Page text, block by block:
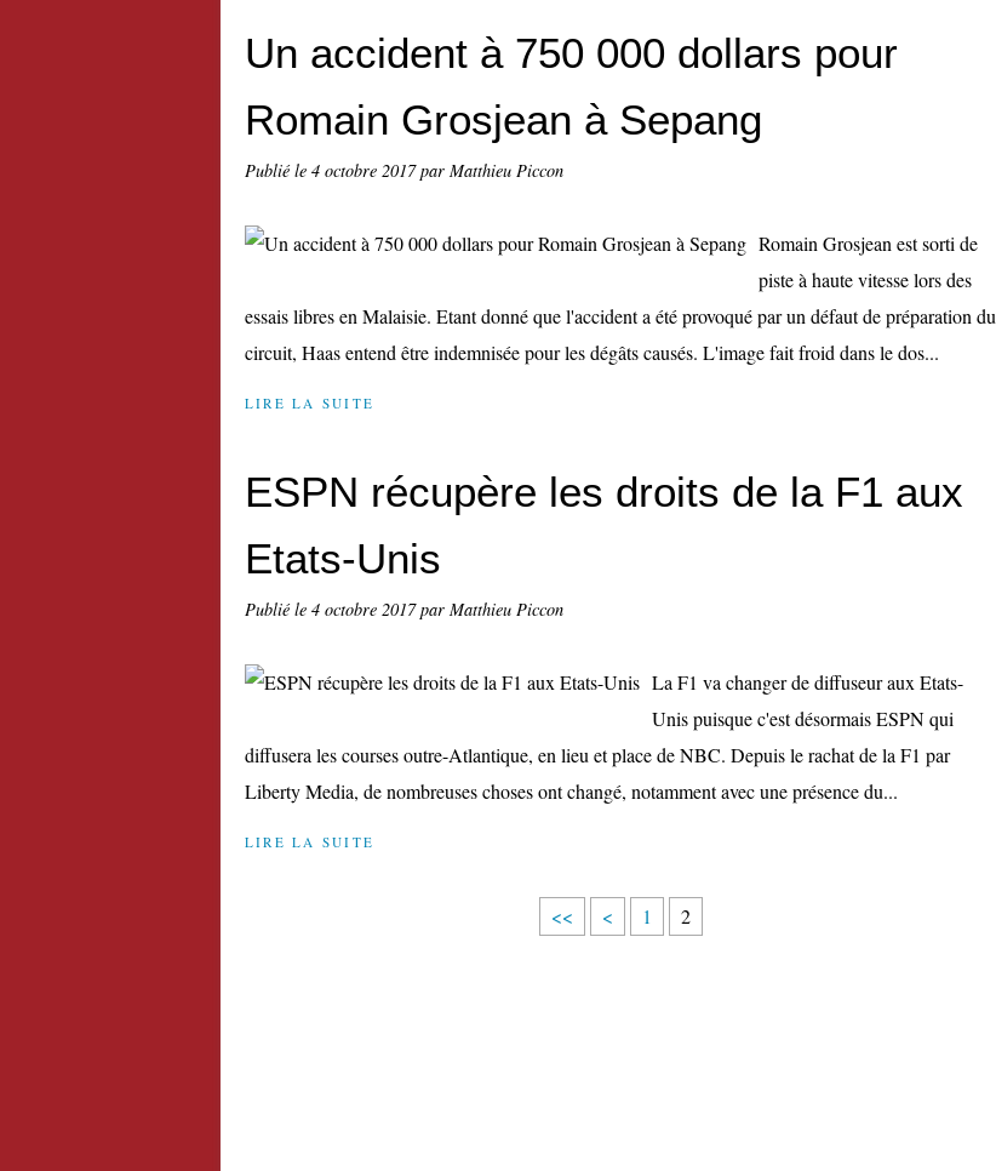
Un accident à 750 000 dollars pour
Romain Grosjean à Sepang
Publié le 4 octobre 2017par Matthieu Piccon
Romain Grosjean est sorti de
piste à haute vitesse lors des
essais libres en Malaisie. Etant donné que l'accident a été provoqué par un défaut de préparation du
circuit, Haas entend être indemnisée pour les dégâts causés. L'image fait froid dans le dos...
LIRE LA SUITE
ESPN récupère les droits de la F1 aux
Etats-Unis
Publié le 4 octobre 2017par Matthieu Piccon
La F1 va changer de diffuseur aux Etats-
Unis puisque c'est désormais ESPN qui
diffusera les courses outre-Atlantique, en lieu et place de NBC. Depuis le rachat de la F1 par
Liberty Media, de nombreuses choses ont changé, notamment avec une présence du...
LIRE LA SUITE
<< < 1 2